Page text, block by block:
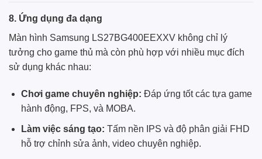
8. Ứng dụng đa dạng
Màn hình Samsung LS27BG400EEXXV không chỉ lý
tưởng cho game thủ mà còn phù hợp với nhiều mục đích
sử dụng khác nhau:
Chơi game chuyên nghiệp: Đáp ứng tốt các tựa game
hành động, FPS, và MOBA.
Làm việc sáng tạo: Tấm nền IPS và độ phân giải FHD
hỗ trợ chỉnh sửa ảnh, video chuyên nghiệp.